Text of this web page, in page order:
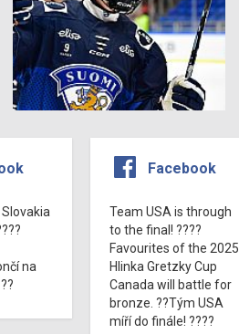
na
Facebook
Team USA is through
to the final! ????
Favourites of the 2025
Hlinka Gretzky Cup
Canada will battle for
bronze. ??Tým USA
míří do finále! ????